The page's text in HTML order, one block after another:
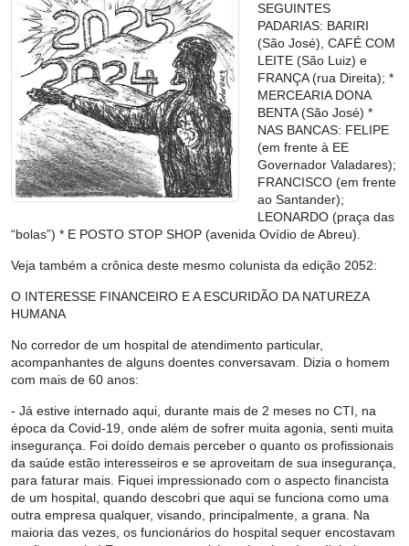
SEGUINTES
PADARIAS: BARIRI
(São José), CAFÉ COM
LEITE (São Luiz) e
FRANÇA (rua Direita); *
MERCEARIA DONA
BENTA (São José) *
NAS BANCAS: FELIPE
(em frente à EE
Governador Valadares);
FRANCISCO (em frente
ao Santander);
LEONARDO (praça das
“bolas”) * E POSTO STOP SHOP (avenida Ovídio de Abreu).
Veja também a crônica deste mesmo colunista da edição 2052:
O INTERESSE FINANCEIRO E A ESCURIDÃO DA NATUREZA
HUMANA
No corredor de um hospital de atendimento particular,
acompanhantes de alguns doentes conversavam. Dizia o homem
com mais de 60 anos:
- Já estive internado aqui, durante mais de 2 meses no CTI, na
época da Covid-19, onde além de sofrer muita agonia, senti muita
insegurança. Foi doído demais perceber o quanto os profissionais
da saúde estão interesseiros e se aproveitam de sua insegurança,
para faturar mais. Fiquei impressionado com o aspecto financista
de um hospital, quando descobri que aqui se funciona como uma
outra empresa qualquer, visando, principalmente, a grana. Na
maioria das vezes, os funcionários do hospital sequer encostavam